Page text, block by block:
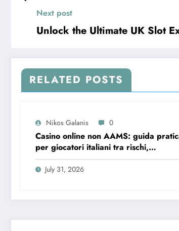
Next post
Unlock the Ultimate UK Slot
RELATED POSTS
Nikos Galanis 0
Casino online non AAMS: guida
per giocatori italiani tra rischi,
opportunità e verifiche
July 31, 2026